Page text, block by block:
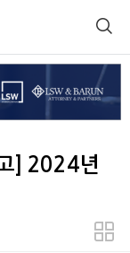
] 2024년